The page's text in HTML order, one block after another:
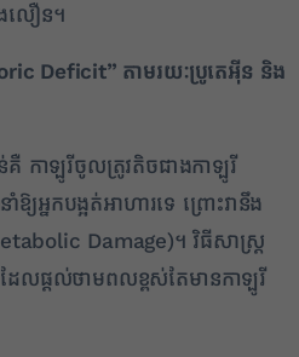
ងលឿន។
Deficit” តាមរយៈប្រូតេអ៊ីន និង
ន់គឺ កាឡូរីចូលត្រូវតិចជាងកាឡូរី
ឱ្យអ្នកបង្អត់អាហារទេ ព្រោះវានឹង
Damage)។ វិធីសាស្ត្រ
ដែលផ្ដល់ថាមពលខ្ពស់តែមានកាឡូរី
2